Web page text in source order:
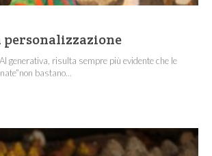
generativa, risulta sempre più evidente che le
bastano...